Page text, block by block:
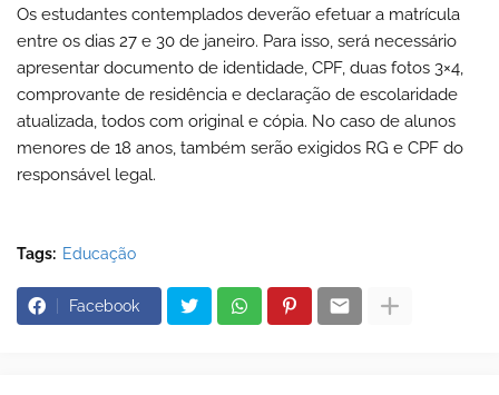
Os estudantes contemplados deverão efetuar a matrícula
entre os dias 27 e 30 de janeiro. Para isso, será necessário
apresentar documento de identidade, CPF, duas fotos 3×4,
comprovante de residência e declaração de escolaridade
atualizada, todos com original e cópia. No caso de alunos
menores de 18 anos, também serão exigidos RG e CPF do
responsável legal.
Tags: Educação
Facebook